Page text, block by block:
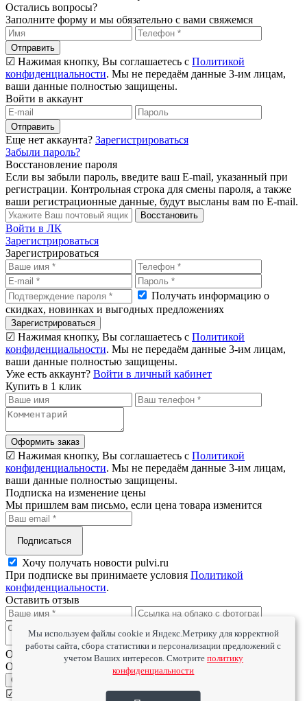
Остались вопросы?
Заполните форму и мы обязательно с вами свяжемся
Отправить
☑ Нажимая кнопку, Вы соглашаетесь с Политикой
конфиденциальности. Мы не передаём данные 3-им лицам,
ваши данные полностью защищены.
Войти в аккаунт
Отправить
Еще нет аккаунта? Зарегистрироваться
Забыли пароль?
Восстановление пароля
Если вы забыли пароль, введите ваш E-mail, указанный при
регистрации. Контрольная строка для смены пароля, а также
ваши регистрационные данные, будут высланы вам по E-mail.
Восстановить
Войти в ЛК
Зарегистрироваться
Зарегистрироваться
Получать информацию о
скидках, новинках и выгодных предложениях
Зарегистрироваться
☑ Нажимая кнопку, Вы соглашаетесь с Политикой
конфиденциальности. Мы не передаём данные 3-им лицам,
ваши данные полностью защищены.
Уже есть аккаунт? Войти в личный кабинет
Купить в 1 клик
Оформить заказ
☑ Нажимая кнопку, Вы соглашаетесь с Политикой
конфиденциальности. Мы не передаём данные 3-им лицам,
ваши данные полностью защищены.
Подписка на изменение цены
Мы пришлем вам письмо, если цена товара изменится
Подписаться
Хочу получать новости pulvi.ru
При подписке вы принимаете условия Политикой
конфиденциальности.
Оставить отзыв
Оцените товар
Оцените сервис
Отправить
☑ Нажимая кнопку, Вы соглашаетесь сПолитикой
Мы используем файлы cookie и Яндекс.Метрику для корректной
работы сайта, сбора статистики и персонализации предложений с
учетом Ваших интересов. Смотрите политику
конфиденциальности